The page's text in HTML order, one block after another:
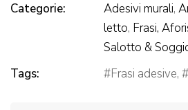
Categorie:
Adesivi murali,
letto, Frasi,
Salotto &
Tags:
Frasi adesive,